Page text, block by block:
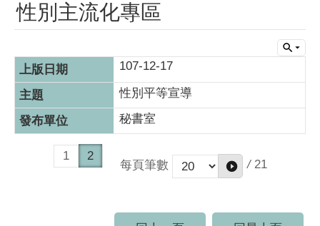
性別主流化專區
107-12-17
性別平等宣導
秘書室
1 2
每頁筆數 / 21